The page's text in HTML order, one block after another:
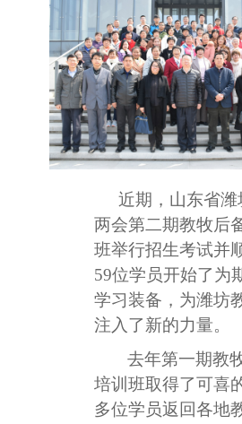
近期，山东省潍
两会第二期教牧后
班举行招生考试并
59位学员开始了为
学习装备，为潍坊
注入了新的力量。
去年第一期教
培训班取得了可喜
多位学员返回各地